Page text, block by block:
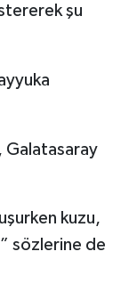
şu
Galatasaray
kuzu,
sözlerine de